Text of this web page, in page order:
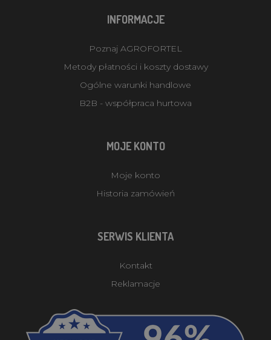
INFORMACJE
Poznaj AGROFORTEL
Metody płatności i koszty dostawy
Ogólne warunki handlowe
B2B - współpraca hurtowa
MOJE KONTO
Moje konto
Historia zamówień
SERWIS KLIENTA
Kontakt
Reklamacje